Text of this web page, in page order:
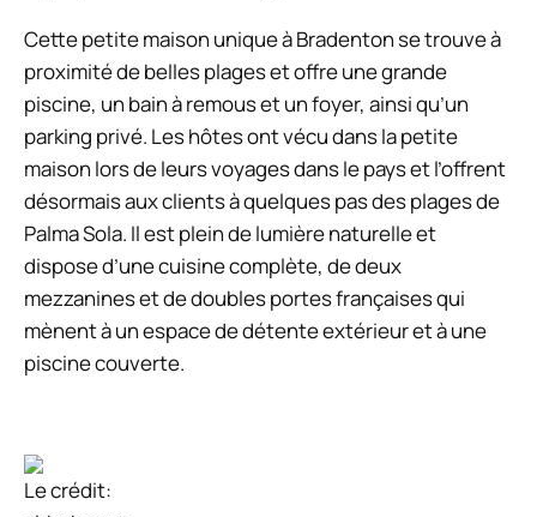
Cette petite maison unique à Bradenton se trouve à
proximité de belles plages et offre une grande
piscine, un bain à remous et un foyer, ainsi qu’un
parking privé. Les hôtes ont vécu dans la petite
maison lors de leurs voyages dans le pays et l’offrent
désormais aux clients à quelques pas des plages de
Palma Sola. Il est plein de lumière naturelle et
dispose d’une cuisine complète, de deux
mezzanines et de doubles portes françaises qui
mènent à un espace de détente extérieur et à une
piscine couverte.
Le crédit: